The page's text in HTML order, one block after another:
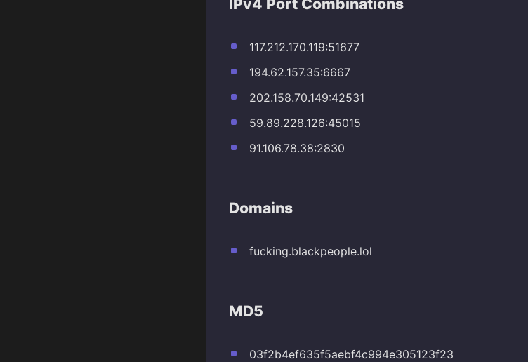
IPv4 Port Combinations
117.212.170.119:51677
194.62.157.35:6667
202.158.70.149:42531
59.89.228.126:45015
91.106.78.38:2830
Domains
fucking.blackpeople.lol
MD5
03f2b4ef635f5aebf4c994e305123f23